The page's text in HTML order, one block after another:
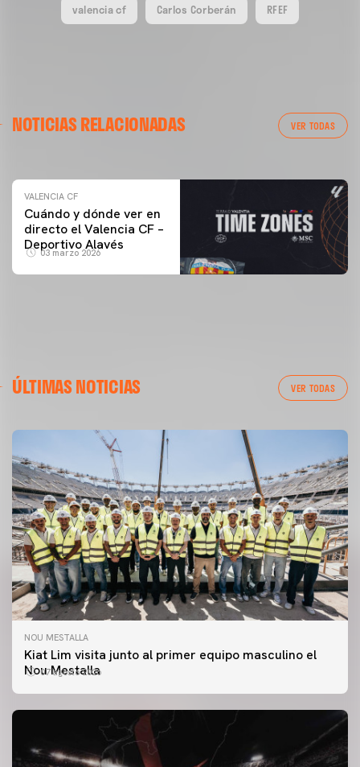
valencia cf Carlos Corberán RFEF
NOTICIAS RELACIONADAS VER TODAS
ENTRENAMIENTO DEL VALENCIA CF 04/03/26
VALENCIA CF
Cuándo y dónde ver en
directo el Valencia CF –
Deportivo Alavés
03 marzo 2026
ÚLTIMAS NOTICIAS VER TODAS
NOU MESTALLA
Kiat Lim visita junto al primer equipo masculino el
Nou Mestalla
07 agosto 2026